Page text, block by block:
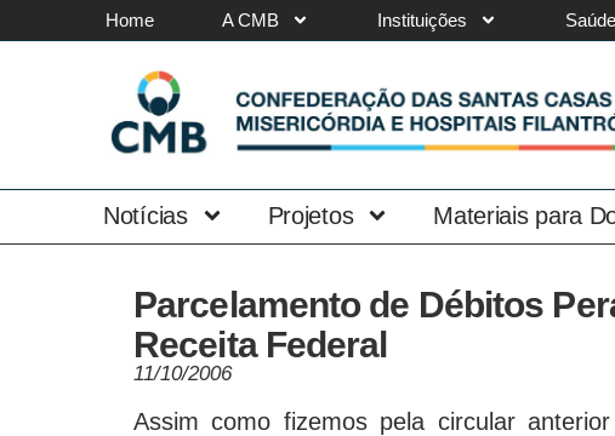
Home A CMB Instituições
Notícias Projetos Materiais para
Parcelamento de Débitos
Receita Federal
11/10/2006
Assim como fizemos pela circular